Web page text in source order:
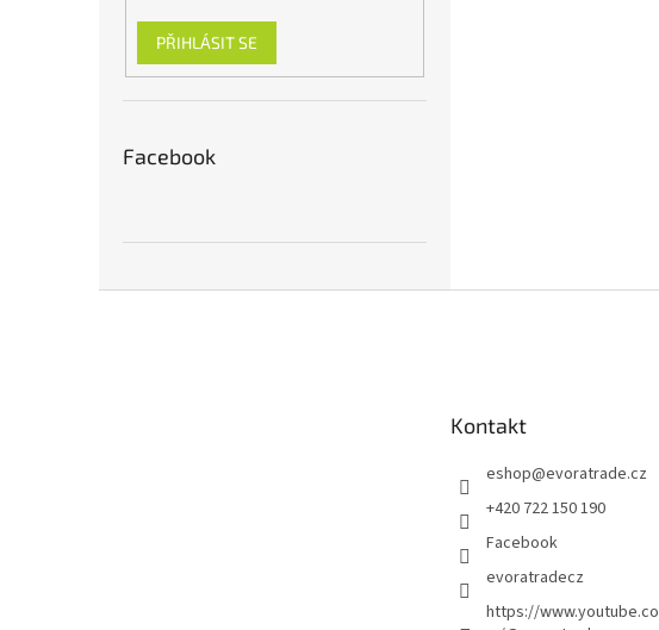
PŘIHLÁSIT SE
Facebook
Kontakt
eshop@evoratrade.cz
+420 722 150 190
Facebook
evoratradecz
https://www.youtube.co